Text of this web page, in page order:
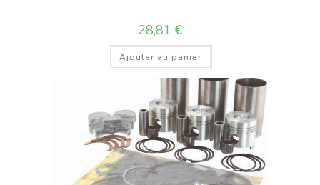
28,81 €
Ajouter au panier